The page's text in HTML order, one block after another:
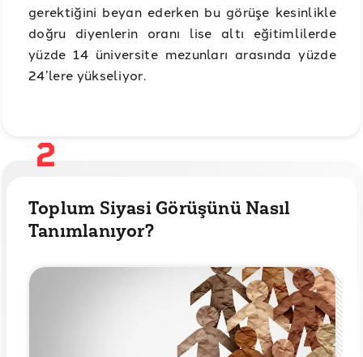
gerektiğini beyan ederken bu görüşe kesinlikle
doğru diyenlerin oranı lise altı eğitimlilerde
yüzde 14 üniversite mezunları arasında yüzde
24’lere yükseliyor.
2
Toplum Siyasi Görüşünü Nasıl
Tanımlanıyor?